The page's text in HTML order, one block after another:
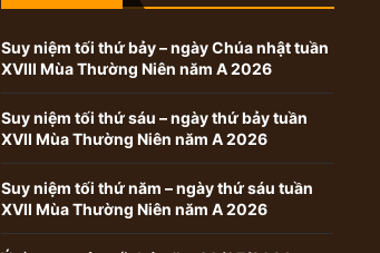
Suy niệm tối thứ bảy – ngày Chúa nhật tuần
XVIII Mùa Thường Niên năm A 2026
Suy niệm tối thứ sáu – ngày thứ bảy tuần
XVII Mùa Thường Niên năm A 2026
Suy niệm tối thứ năm – ngày thứ sáu tuần
XVII Mùa Thường Niên năm A 2026